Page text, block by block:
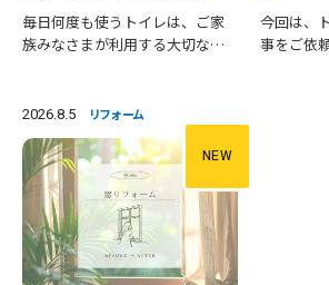
毎日何度も使うトイレは、ご家
族みなさまが利用する大切な空
い、清潔感あふれる明るいトイ
レへとリフォームしました。 施
工内容 ・便器交換 ・紙巻き器…
今回は、
事をご依
2026.8.5 リフォーム
NEW